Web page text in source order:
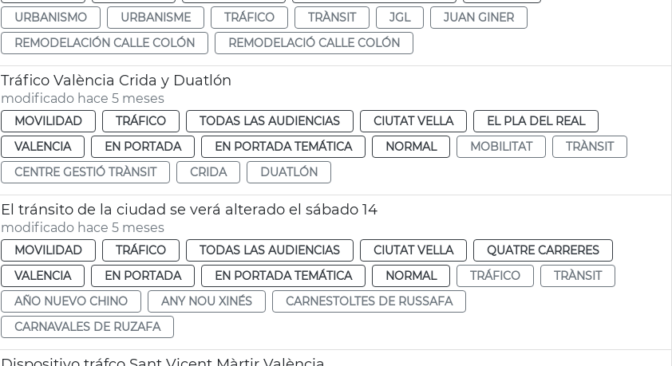
URBANISMO
URBANISME TRÁFICO TRÀNSIT JGL
JUAN GINER
REMODELACIÓN CALLE COLÓN
REMODELACIÓ CALLE COLÓN
Tráfico València Crida y Duatlón
modificado hace 5 meses
MOVILIDAD TRÁFICO TODAS LAS AUDIENCIAS CIUTAT VELLA
EL PLA DEL REAL
VALENCIA
EN PORTADA EN PORTADA TEMÁTICA NORMAL MOBILITAT
TRÀNSIT
CENTRE GESTIÓ TRÀNSIT
CRIDA DUATLÓN
El tránsito de la ciudad se verá alterado el sábado 14
modificado hace 5 meses
MOVILIDAD TRÁFICO TODAS LAS AUDIENCIAS CIUTAT VELLA
QUATRE CARRERES
VALENCIA
EN PORTADA EN PORTADA TEMÁTICA NORMAL TRÁFICO
TRÀNSIT
AÑO NUEVO CHINO
ANY NOU XINÉS
CARNESTOLTES DE RUSSAFA
CARNAVALES DE RUZAFA